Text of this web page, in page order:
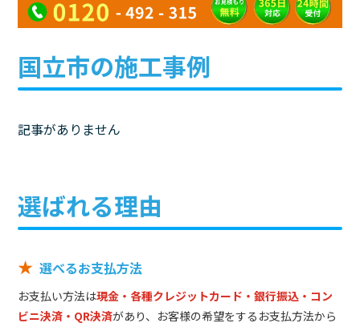
国立市の施工事例
記事がありません
選ばれる理由
★ 選べるお支払方法
お支払い方法は現金・各種クレジットカード・銀行振込・コン
ビニ決済・QR決済があり、お客様の希望をするお支払方法から